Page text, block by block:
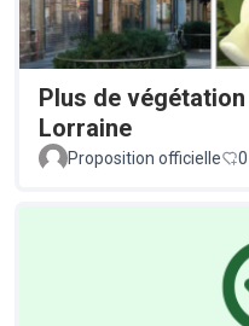
Plus de
Lorraine
Proposition officielle 0